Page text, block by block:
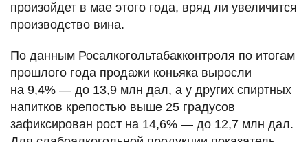
произойдет в мае этого года, вряд ли увеличится
производство вина.
По данным Росалкогольтабакконтроля по итогам
прошлого года продажи коньяка выросли
на 9,4% — до 13,9 млн дал, а у других спиртных
напитков крепостью выше 25 градусов
зафиксирован рост на 14,6% — до 12,7 млн дал.